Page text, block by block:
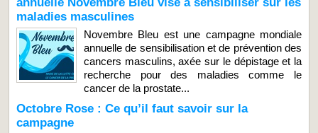
maladies masculines
Novembre Bleu est une campagne mondiale
annuelle de sensibilisation et de prévention des
cancers masculins, axée sur le dépistage et la
recherche pour des maladies comme le
cancer de la prostate...
Octobre Rose : Ce qu’il faut savoir sur la
campagne